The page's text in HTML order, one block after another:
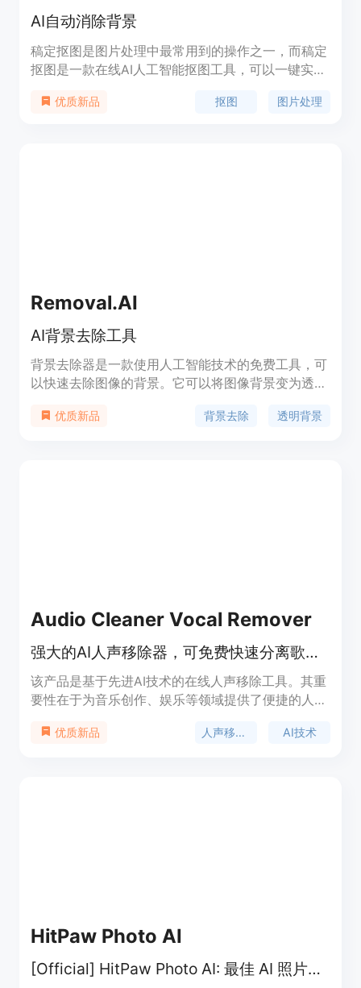
AI自动消除背景
稿定抠图是图片处理中最常用到的操作之一，而稿定
抠图是一款在线AI人工智能抠图工具，可以一键实现
图小白或时间紧迫者。功能包括基础抠图操作和证件
优质新品 抠图 图片处理
Removal.AI
AI背景去除工具
背景去除器是一款使用人工智能技术的免费工具，可
以快速去除图像的背景。它可以将图像背景变为透
目录和图形等。用户可以根据需要自定义设计。背景
优质新品 背景去除 透明背景
Audio Cleaner Vocal Remover
强大的AI人声移除器，可免费快速分离歌曲人声，制作高质量音轨。
该产品是基于先进AI技术的在线人声移除工具。其重
要性在于为音乐创作、娱乐等领域提供了便捷的人声
册、无广告、处理速度快、输出音频质量高。产品背
优质新品 人声移除器 AI技术
HitPaw Photo AI
[Official] HitPaw Photo AI: 最佳 AI 照片编辑器